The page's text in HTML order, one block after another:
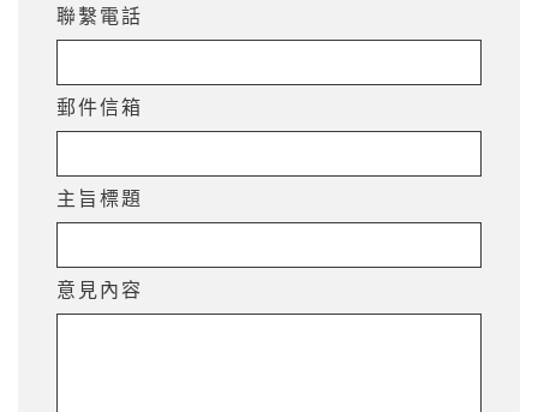
聯繫電話
郵件信箱
主旨標題
意見內容